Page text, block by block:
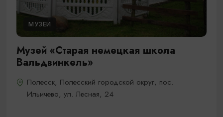
МУЗЕИ
Музей «Старая немецкая школа
Вальдвинкель»
Полесск, Полесский городской округ, пос.
Ильичево, ул. Лесная, 24